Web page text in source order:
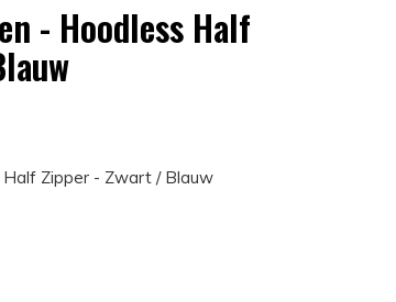
- Hoodless Half
Zipper - Zwart / Blauw